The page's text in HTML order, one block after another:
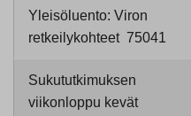
Yleisöluento: Viron
retkeilykohteet 75041
Sukututkimuksen
viikonloppu kevät